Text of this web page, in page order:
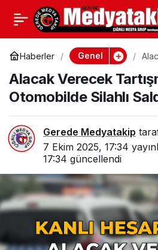
Haberler Genel
Alacak Verecek
Otomobilde Silahlı
Gerede Medyatakip
7 Ekim 2025, 17:34
17:34 güncellendi
3. Kattan Düşen Genç
Kadın Ağır Yaralandı